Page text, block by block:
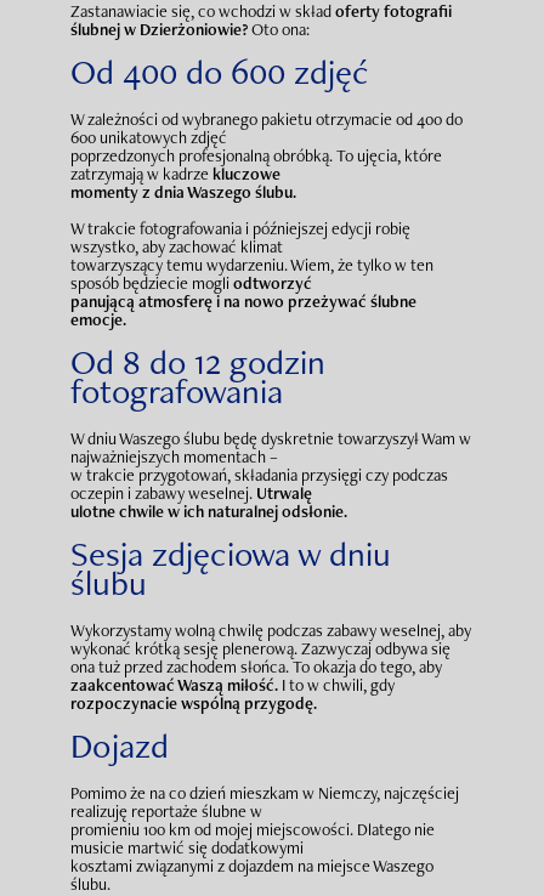
Zastanawiacie się, co wchodzi w składoferty fotografii
ślubnej w Dzierżoniowie?Oto ona:
Od 400 do 600 zdjęć
W zależności od wybranego pakietu otrzymacie od 400 do
600 unikatowych zdjęć
poprzedzonych profesjonalną obróbką. To ujęcia, które
zatrzymają w kadrze kluczowe
momenty z dnia Waszego ślubu.
W trakcie fotografowania i późniejszej edycji robię
wszystko, aby zachować klimat
towarzyszący temu wydarzeniu. Wiem, że tylko w ten
sposób będziecie mogliodtworzyć
panującą atmosferę i na nowo przeżywać ślubne
emocje.
Od 8 do 12 godzin
fotografowania
W dniu Waszego ślubu będę dyskretnie towarzyszył Wam w
najważniejszych momentach –
w trakcie przygotowań, składania przysięgi czy podczas
oczepin i zabawy weselnej. Utrwalę
ulotne chwile w ich naturalnej odsłonie.
Sesja zdjęciowa w dniu
ślubu
Wykorzystamy wolną chwilę podczas zabawy weselnej, aby
wykonać krótką sesję plenerową. Zazwyczaj odbywa się
ona tuż przed zachodem słońca. To okazja do tego, aby
zaakcentować Waszą miłość. I to w chwili, gdy
rozpoczynacie wspólną przygodę.
Dojazd
Pomimo że na co dzień mieszkam w Niemczy, najczęściej
realizuję reportaże ślubne w
promieniu 100 km od mojej miejscowości. Dlatego nie
musicie martwić się dodatkowymi
kosztami związanymi z dojazdem na miejsce Waszego
ślubu.